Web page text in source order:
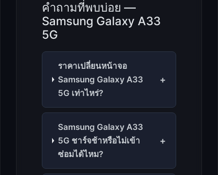
คำถามที่พบบ่อย —
Samsung Galaxy A33
5G
ราคาเปลี่ยนหน้าจอ
Samsung Galaxy A33
5G เท่าไหร่?
+
Samsung Galaxy A33
5G ชาร์จช้าหรือไม่เข้า
ซ่อมได้ไหม?
+